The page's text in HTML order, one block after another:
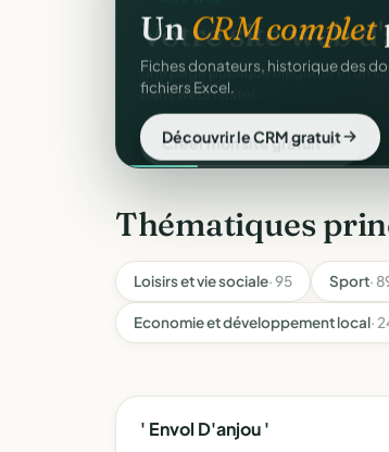
Un CRM complet
Fiches donateurs, historique des
fichiers Excel.
Découvrir le CRM gratuit
Thématiques
Loisirs et vie sociale· 95 Sport·
Economie et développement local·
' Envol D'anjou '